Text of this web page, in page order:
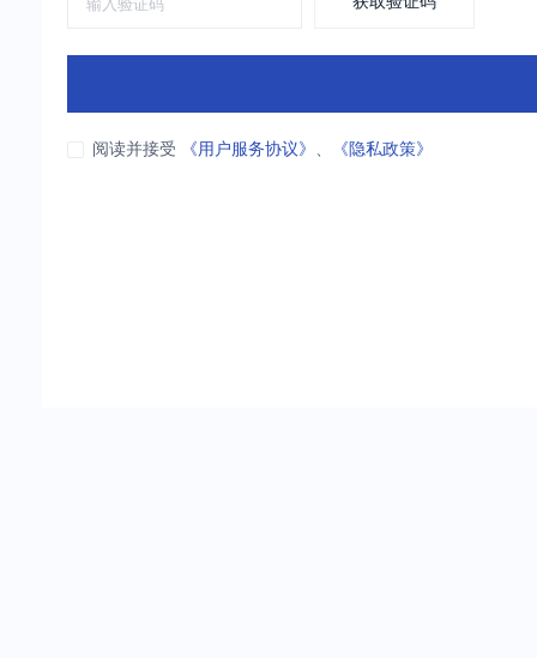
阅读并接受 《用户服务协议》 、 《隐私政策》